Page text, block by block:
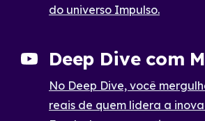
do universo Impulso.
Deep Dive com
No Deep Dive, você
reais de quem lidera a